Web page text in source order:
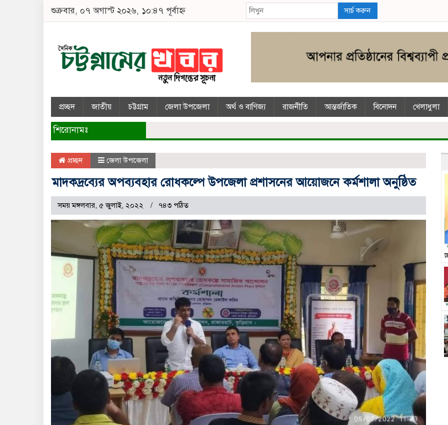
শুক্রবার, ০৭ অগাস্ট ২০২৬, ১০:৪৭ পূর্বাহ্ন সার্চ করুন
প্রচ্ছদ জাতীয় চট্টগ্রাম জেলা উপজেলা অর্থ ও বাণিজ্য রাজনীতি আন্তর্জাতিক বিনোদন খেলাধুলা
শিরোনামঃ
প্রচ্ছদ জেলা উপজেলা
মাদকদ্রব্যের অপব্যবহার রোধকল্পে উপজেলা প্রশাসনের আয়োজনে কর্মশালা অনুষ্ঠিত
সময় মঙ্গলবার, ৫ জুলাই, ২০২২ ৭৪৩ পঠিত